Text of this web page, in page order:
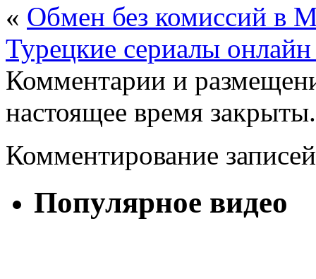
« Обмен без комиссий в
Турецкие сериалы
Комментарии и
настоящее время закрыты.
Комментирование
Популярное видео